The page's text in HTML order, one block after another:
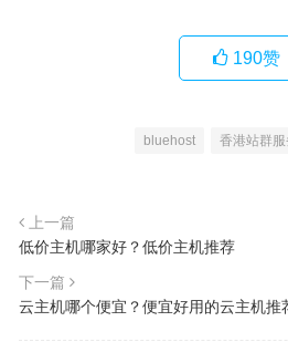
190赞
bluehost 香港站群
上一篇
低价主机哪家好？低价主机推荐
下一篇
云主机哪个便宜？便宜好用的云主机推